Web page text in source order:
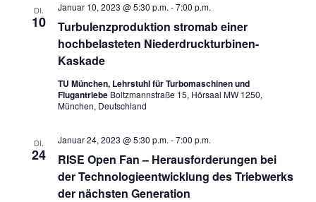
DI.
10
Turbulenzproduktion stromab einer
hochbelasteten Niederdruckturbinen-
Kaskade
Januar 10, 2023 @ 5:30 p.m. -7:00 p.m.
TU München, Lehrstuhl für Turbomaschinen und
Flugantriebe Boltzmannstraße 15, Hörsaal MW 1250,
München, Deutschland
DI.
24
RISE Open Fan – Herausforderungen bei
der Technologieentwicklung des Triebwerks
der nächsten Generation
Januar 24, 2023 @ 5:30 p.m. -7:00 p.m.